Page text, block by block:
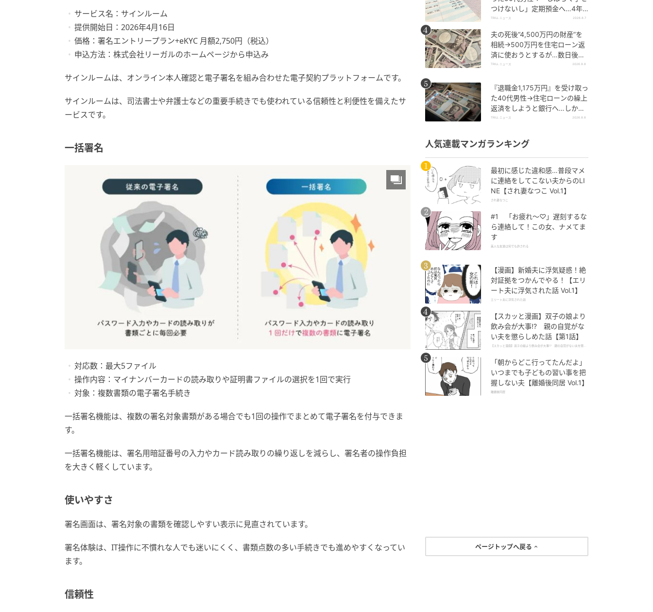
サービス名：サインルーム
提供開始日：2026年4月16日
価格：署名エントリープラン+eKYC 月額2,750円（税込）
申込方法：株式会社リーガルのホームページから申込み
サインルームは、オンライン本人確認と電子署名を組み合わせた電子契約プラットフォームです。
サインルームは、司法書士や弁護士などの重要手続きでも使われている信頼性と利便性を備えたサ
ービスです。
一括署名
対応数：最大5ファイル
操作内容：マイナンバーカードの読み取りや証明書ファイルの選択を1回で実行
対象：複数書類の電子署名手続き
一括署名機能は、複数の署名対象書類がある場合でも1回の操作でまとめて電子署名を付与できま
す。
一括署名機能は、署名用暗証番号の入力やカード読み取りの繰り返しを減らし、署名者の操作負担
を大きく軽くしています。
使いやすさ
署名画面は、署名対象の書類を確認しやすい表示に見直されています。
署名体験は、IT操作に不慣れな人でも迷いにくく、書類点数の多い手続きでも進めやすくなってい
ます。
信頼性
つけないし」定期預金へ…4年
後、通帳を見て“青ざめたワケ”
TRILL ニュース 2026.8.7
夫の死後“4,500万円の財産”を
相続→500万円を住宅ローン返
済に使おうとするが…数日後、
判明した事実に妻が“絶句したワ
TRILL ニュース 2026.8.8
『退職金1,175万円』を受け取っ
た40代男性→住宅ローンの繰上
返済をしようと銀行へ…しか
し、窓口で告げられた“想定外の
TRILL ニュース 2026.8.8
人気連載マンガランキング
最初に感じた違和感…普段マメ
に連絡をしてこない夫からのLI
NE【され妻なつこ Vol.1】
され妻なつこ
#1 「お疲れ〜♡」遅刻するな
ら連絡して！この女、ナメてま
す
美人な友達は何でも許される
【漫画】新婚夫に浮気疑惑！絶
対証拠をつかんでやる！【エリ
ート夫に浮気された話 Vol.1】
エリート夫に浮気された話
【スカッと漫画】双子の娘より
飲み会が大事!? 親の自覚がな
い夫を懲らしめた話【第1話】
【スカッと漫画】双子の娘より飲み会が大事!? 親の自覚がない夫を懲ら
「朝からどこ行ってたんだよ」
いつまでも子どもの習い事を把
握しない夫【離婚後同居 Vol.1】
離婚後同居
ページトップへ戻る